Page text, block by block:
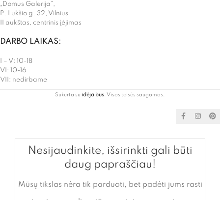
„Domus Galerija”,
P. Lukšio g. 32, Vilnius
II aukštas, centrinis įėjimas
DARBO LAIKAS:
I – V: 10-18
VI: 10-16
VII: nedirbame
Sukurta su idėja bus . Visos teisės saugomos.
Nesijaudinkite, išsirinkti gali būti
daug papraščiau!
Mūsų tikslas nėra tik parduoti, bet padėti jums rasti